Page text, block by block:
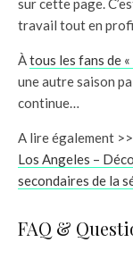
sur cette page.
travail tout en
Àtous les fans de
une autre saison
continue…
A lire également >>
Los Angeles –
secondaires de la
FAQ &